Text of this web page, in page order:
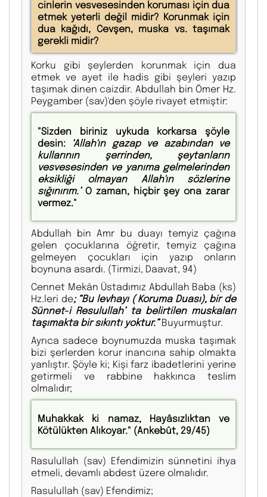
cinlerin vesvesesinden koruması için dua
etmek yeterli değil midir? Korunmak için
dua kağıdı, Cevşen, muska vs. taşımak
gerekli midir?
Korku gibi şeylerden korunmak için dua
etmek ve ayet ile hadis gibi şeyleri yazıp
taşımak dinen caizdir. Abdullah bin Ömer Hz.
Peygamber (sav)'den şöyle rivayet etmiştir:
"Sizden biriniz uykuda korkarsa şöyle
desin:
‘Allah'ın gazap ve azabından ve
kullarının şerrinden, şeytanların
vesvesesinden ve yanıma gelmelerinden
eksikliği olmayan Allah'ın sözlerine
sığınırım.’O zaman, hiçbir şey ona zarar
vermez."
Abdullah bin Amr bu duayı temyiz çağına
gelen çocuklarına öğretir, temyiz çağına
gelmeyen çocukları için yazıp onların
boynuna asardı. (Tirmizi, Daavat, 94)
Cennet Mekân Üstadımız Abdullah Baba (ks)
Hz.leri de; “Bu levhayı ( Koruma Duası), bir de
Sünnet-i Resulullah’ ta belirtilen muskaları
taşımakta bir sıkıntı yoktur.”Buyurmuştur.
Ayrıca sadece boynumuzda muska taşımak
bizi şerlerden korur inancına sahip olmakta
yanlıştır. Şöyle ki; Kişi farz ibadetlerini yerine
getirmeli ve rabbine hakkınca teslim
olmalıdır;
Muhakkak ki namaz, Hayâsızlıktan ve
Kötülükten Alıkoyar." (Ankebût, 29/45)
Rasulullah (sav) Efendimizin sünnetini ihya
etmeli, devamlı abdest üzere olmalıdır.
Rasulullah (sav) Efendimiz;